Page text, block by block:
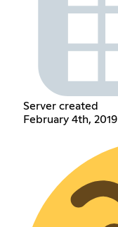
Server created
February 4th, 2019